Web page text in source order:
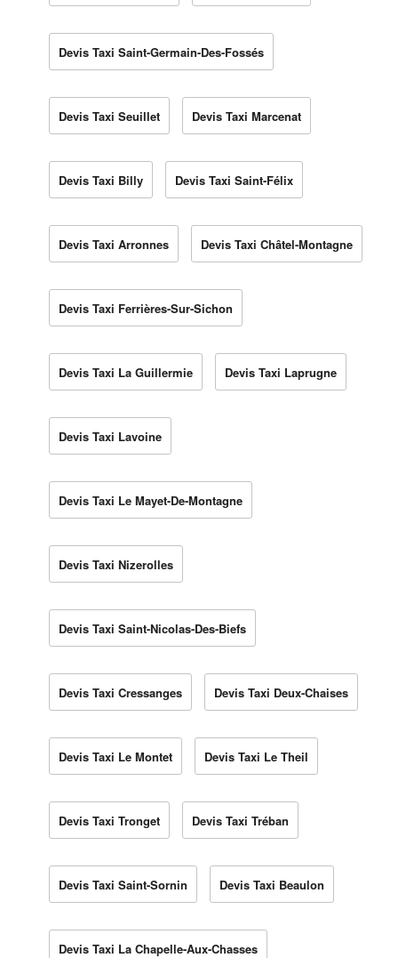
Devis Taxi Saint-Germain-Des-Fossés
Devis Taxi Seuillet Devis Taxi Marcenat
Devis Taxi Billy Devis Taxi Saint-Félix
Devis Taxi Arronnes Devis Taxi Châtel-Montagne
Devis Taxi Ferrières-Sur-Sichon
Devis Taxi La Guillermie Devis Taxi Laprugne
Devis Taxi Lavoine
Devis Taxi Le Mayet-De-Montagne
Devis Taxi Nizerolles
Devis Taxi Saint-Nicolas-Des-Biefs
Devis Taxi Cressanges Devis Taxi Deux-Chaises
Devis Taxi Le Montet Devis Taxi Le Theil
Devis Taxi Tronget Devis Taxi Tréban
Devis Taxi Saint-Sornin Devis Taxi Beaulon
Devis Taxi La Chapelle-Aux-Chasses